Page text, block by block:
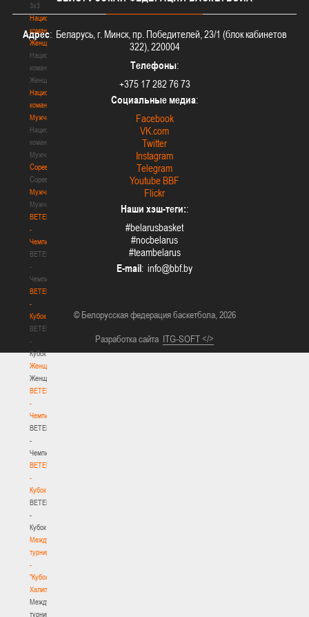
3х3
Национальная
команда.
Женщины
Национальная
команда.
Женщины
Национальная
команда.
Мужчины
Национальная
команда.
Мужчины
Соревнования
Соревнования
Мужчины
Мужчины
BETERA
-
Чемпионат
BETERA
-
Чемпионат
BETERA
-
Кубок
BETERA
-
Кубок
Женщины
Женщины
BETERA
-
Чемпионат
BETERA
-
Чемпионат
BETERA
-
Кубок
BETERA
-
Кубок
Международный
турнир
-
"Кубок
Халипского"
Международный
турнир
Адрес: Беларусь, г. Минск, пр. Победителей, 23/1 (блок кабинетов
322), 220004
Телефоны:
+375 17 282 76 73
Социальные медиа:
Facebook
VK.com
Twitter
Instagram
Telegram
Youtube BBF
Flickr
Наши хэш-теги::
#belarusbasket
#nocbelarus
#teambelarus
E-mail:
© Белорусская федерация баскетбола, 2026
Разработка сайта ITG-SOFT </>